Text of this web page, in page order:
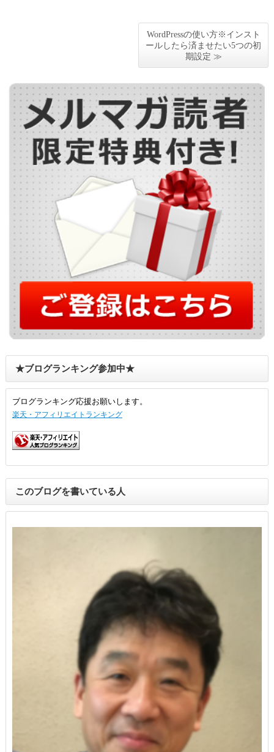
WordPressの使い方※インスト
ールしたら済ませたい5つの初
期設定 ≫
★ブログランキング参加中★
ブログランキング応援お願いします。
楽天・アフィリエイトランキング
このブログを書いている人